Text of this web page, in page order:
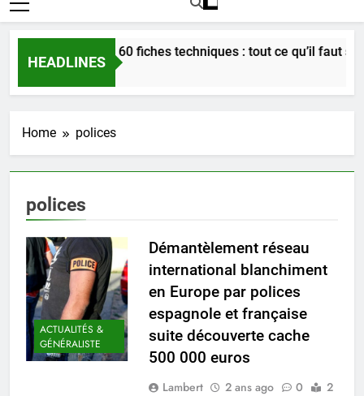
HEADLINES
Bordeaux en 60 fiches techniques : tout ce qu’il faut
3 Semaines Ago
Home polices
polices
ACTUALITÉS &
GÉNÉRALISTE
Démantèlement réseau
international blanchiment
en Europe par polices
espagnole et française
suite découverte cache
500 000 euros
Lambert 2 ans ago 0
2